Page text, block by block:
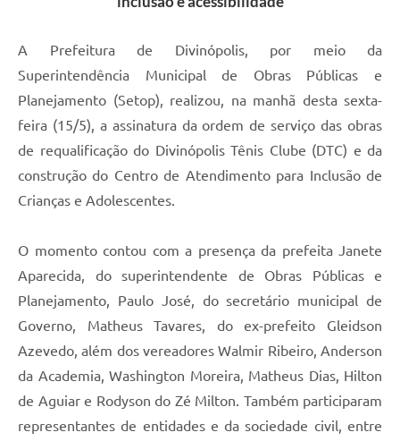
A Prefeitura de Divinópolis, por meio da
Superintendência Municipal de Obras Públicas e
Planejamento (Setop), realizou, na manhã desta sexta-
feira (15/5), a assinatura da ordem de serviço das obras
de requalificação do Divinópolis Tênis Clube (DTC) e da
construção do Centro de Atendimento para Inclusão de
Crianças e Adolescentes.
O momento contou com a presença da prefeita Janete
Aparecida, do superintendente de Obras Públicas e
Planejamento, Paulo José, do secretário municipal de
Governo, Matheus Tavares, do ex-prefeito Gleidson
Azevedo, além dos vereadores Walmir Ribeiro, Anderson
da Academia, Washington Moreira, Matheus Dias, Hilton
de Aguiar e Rodyson do Zé Milton. Também participaram
representantes de entidades e da sociedade civil, entre